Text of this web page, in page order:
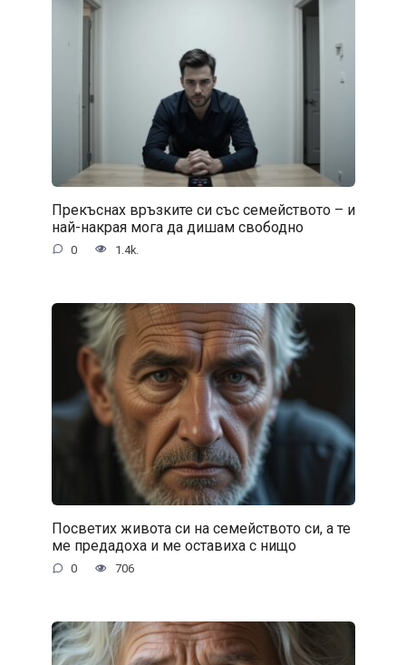
Прекъснах връзките си със семейството – и
най-накрая мога да дишам свободно
0 1.4k.
Посветих живота си на семейството си, а те
ме предадоха и ме оставиха с нищо
0 706